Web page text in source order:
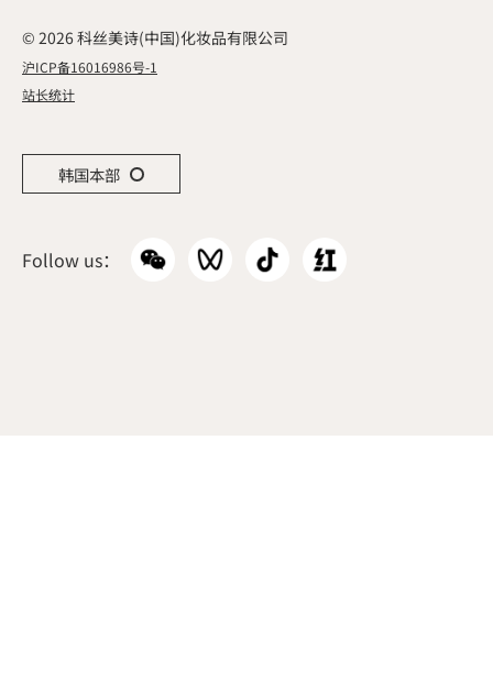
© 2026 科丝美诗(中国)化妆品有限公司
沪ICP备16016986号-1
站长统计
Follow us：